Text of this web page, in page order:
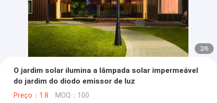
2/6
O jardim solar ilumina a lâmpada solar impermeável
do jardim do diodo emissor de luz
Preço：1.8 MOQ：100